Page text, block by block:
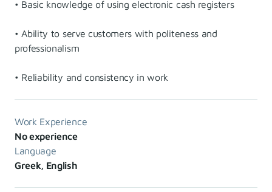
• Basic knowledge of using electronic cash registers
• Ability to serve customers with politeness and
professionalism
• Reliability and consistency in work
Work Experience
No experience
Language
Greek, English